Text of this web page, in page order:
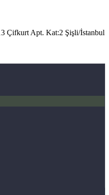
Çifkurt Apt. Kat:2 Şişli/İstanbul